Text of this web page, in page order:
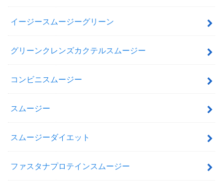
イージースムージーグリーン
グリーンクレンズカクテルスムージー
コンビニスムージー
スムージー
スムージーダイエット
ファスタナプロテインスムージー